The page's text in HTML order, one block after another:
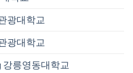
광대학교
광대학교
강릉영동대학교